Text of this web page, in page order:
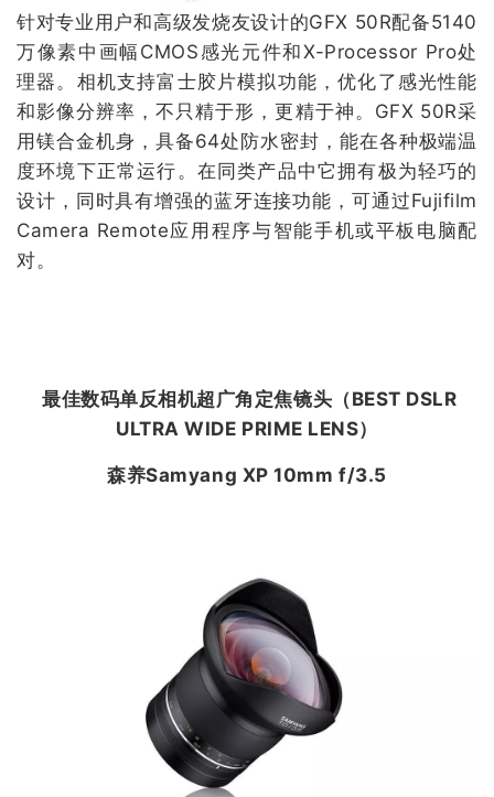
针对专业用户和高级发烧友设计的GFX 50R配备5140
万像素中画幅CMOS感光元件和X-Processor Pro处
理器。相机支持富士胶片模拟功能，优化了感光性能
和影像分辨率，不只精于形，更精于神。GFX 50R采
用镁合金机身，具备64处防水密封，能在各种极端温
度环境下正常运行。在同类产品中它拥有极为轻巧的
设计，同时具有增强的蓝牙连接功能，可通过Fujifilm
Camera Remote应用程序与智能手机或平板电脑配
对。
最佳数码单反相机超广角定焦镜头（ BEST DSLR
ULTRA WIDE PRIME LENS）
森养Samyang XP 10mm f/3.5